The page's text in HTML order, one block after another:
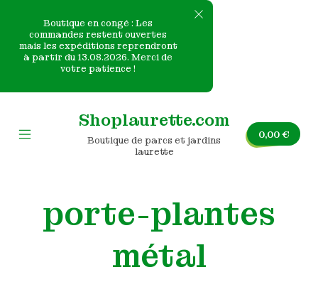
Boutique en congé : Les
commandes restent ouvertes
mais les expéditions reprendront
à partir du 13.08.2026. Merci de
votre patience !
content
Shoplaurette.com
Boutique de parcs et jardins
laurette
0,00€
porte-plantes
métal